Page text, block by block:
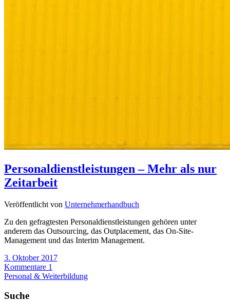
Personaldienstleistungen – Mehr als nur
Zeitarbeit
Veröffentlicht von Unternehmerhandbuch
Zu den gefragtesten Personaldienstleistungen gehören unter
anderem das Outsourcing, das Outplacement, das On-Site-
Management und das Interim Management.
3. Oktober 2017
Kommentare 1
Personal & Weiterbildung
Suche